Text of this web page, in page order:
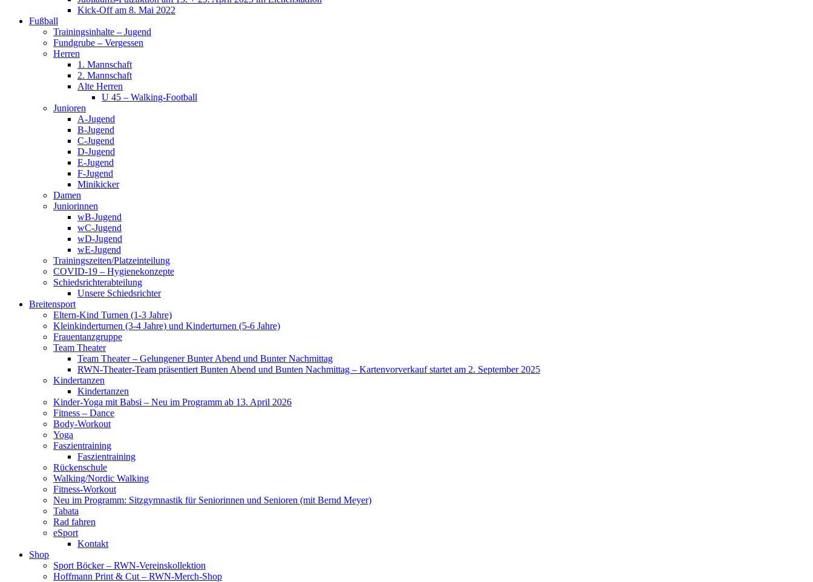
Kick-Off am 8. Mai 2022
Fußball
Trainingsinhalte – Jugend
Fundgrube – Vergessen
Herren
1. Mannschaft
2. Mannschaft
Alte Herren
U 45 – Walking-Football
Junioren
A-Jugend
B-Jugend
C-Jugend
D-Jugend
E-Jugend
F-Jugend
Minikicker
Damen
Juniorinnen
wB-Jugend
wC-Jugend
wD-Jugend
wE-Jugend
Trainingszeiten/Platzeinteilung
COVID-19 – Hygienekonzepte
Schiedsrichterabteilung
Unsere Schiedsrichter
Breitensport
Eltern-Kind Turnen (1-3 Jahre)
Kleinkinderturnen (3-4 Jahre) und Kinderturnen (5-6 Jahre)
Frauentanzgruppe
Team Theater
Team Theater – Gelungener Bunter Abend und Bunter Nachmittag
RWN-Theater-Team präsentiert Bunten Abend und Bunten Nachmittag – Kartenvorverkauf startet am 2. September 2025
Kindertanzen
Kindertanzen
Kinder-Yoga mit Babsi – Neu im Programm ab 13. April 2026
Fitness – Dance
Body-Workout
Yoga
Faszientraining
Faszientraining
Rückenschule
Walking/Nordic Walking
Fitness-Workout
Neu im Programm: Sitzgymnastik für Seniorinnen und Senioren (mit Bernd Meyer)
Tabata
Rad fahren
eSport
Kontakt
Shop
Sport Böcker – RWN-Vereinskollektion
Hoffmann Print & Cut – RWN-Merch-Shop